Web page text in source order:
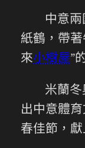
中意
紙鶴，帶
來小樹屋”
米蘭
出中意體
春佳節，